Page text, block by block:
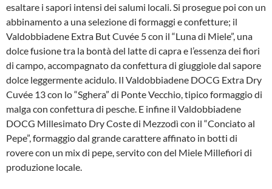
esaltare i sapori intensi dei salumi locali. Si prosegue poi con un
abbinamento a una selezione di formaggi e confetture; il
Valdobbiadene Extra But Cuvée 5 con il “Luna di Miele”, una
dolce fusione tra la bontà del latte di capra e l’essenza dei fiori
di campo, accompagnato da confettura di giuggiole dal sapore
dolce leggermente acidulo. Il Valdobbiadene DOCG Extra Dry
Cuvée 13 con lo “Sghera” di Ponte Vecchio, tipico formaggio di
malga con confettura di pesche. E infine il Valdobbiadene
DOCG Millesimato Dry Coste di Mezzodì con il “Conciato al
Pepe”, formaggio dal grande carattere affinato in botti di
rovere con un mix di pepe, servito con del Miele Millefiori di
produzione locale.